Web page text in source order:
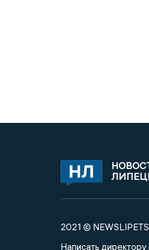
2021 ©
Написать директору